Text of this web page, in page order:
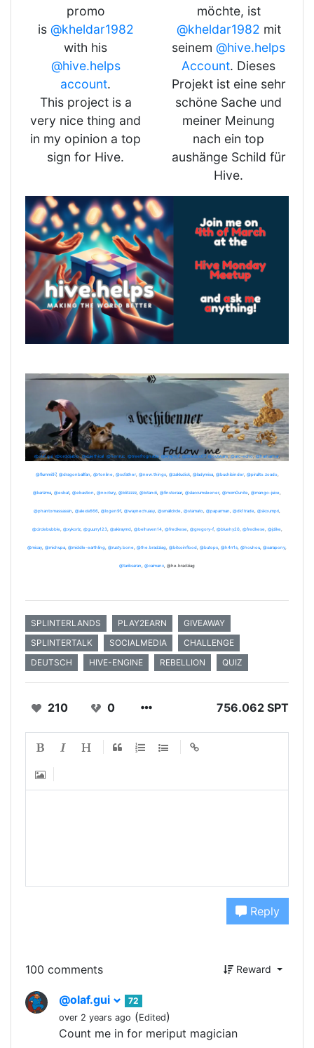
promo
is @kheldar1982
with his
@hive.helps
account.
This project is a
very nice thing and
in my opinion a top
sign for Hive.
möchte, ist
@kheldar1982 mit
seinem @hive.helps
Account. Dieses
Projekt ist eine sehr
schöne Sache und
meiner Meinung
nach ein top
aushänge Schild für
Hive.
@olaf.gui, @lorddiablo,@daethical, @henruc, @treefrognada, @kryptof,@thedoc07, @outwars, @arc-echo,@harharhar,
@flummi97, @dragonballfan @rtonline @scfather, @new.things, @zakludick, @ladymisa, @buchibinder, @pirulito.zoado,
@karizma @esbat @ebastion @noctury @blitzzzz @bitandi @finsteraar @slaccumsleener @mxm0unite @mango-juice
@phantomassassin @alexis666 @logen9f @waynechuasy @smallcircle @stamato @paparman @dk1trade @skoumpri
@circlebubble @xykorlz, @guurry123, @akiraymd, @belhaven14, @fredkese @gregory-f, @bluehy20, @fredkese @jdike
@micay @michupa @middle-earthling @rusty.bone @the.bradziag @bitcoinflood @butops @h4rr1s @houhou @sarapony
@tariksaran @caimanx , @he.bradziag
SPLINTERLANDS PLAY2EARN
GIVEAWAY
SPLINTERTALK
SOCIALMEDIA
CHALLENGE
DEUTSCH
HIVE-ENGINE REBELLION QUIZ
210 0 756.062 SPT
Reply
100 comments Reward
@olaf.gui
72
over 2 years ago (Edited)
Count me in for meriput magician